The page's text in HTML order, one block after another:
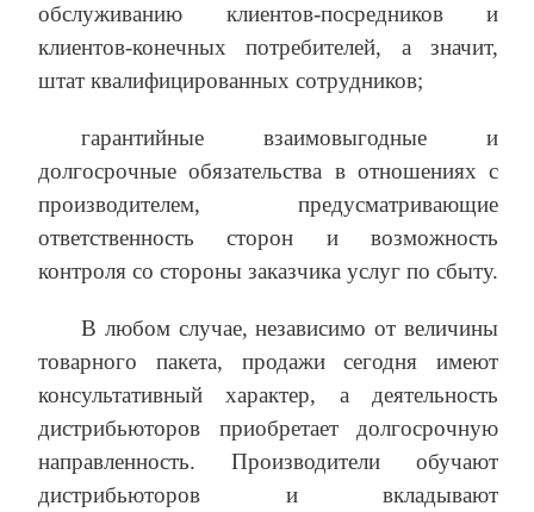
обслуживанию клиентов-посредников и
клиентов-конечных потребителей, а значит,
штат квалифицированных сотрудников;
гарантийные взаимовыгодные и
долгосрочные обязательства в отношениях с
производителем, предусматривающие
ответственность сторон и возможность
контроля со стороны заказчика услуг по сбыту.
В любом случае, независимо от величины
товарного пакета, продажи сегодня имеют
консультативный характер, а деятельность
дистрибьюторов приобретает долгосрочную
направленность. Производители обучают
дистрибьюторов и вкладывают